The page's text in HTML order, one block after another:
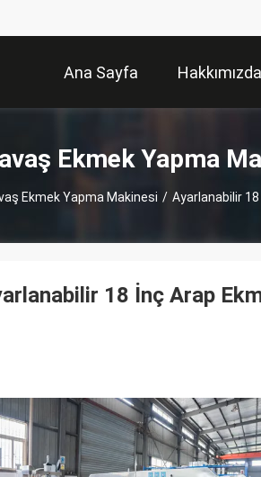
Ana Sayfa Hakkımızda
Ekmek Yapma
Ekmek Yapma Makinesi / Ayarlanabilir
18 İnç Arap